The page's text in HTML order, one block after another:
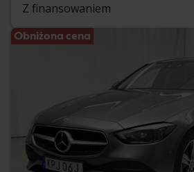
Z finansowaniem
Obniżona cena